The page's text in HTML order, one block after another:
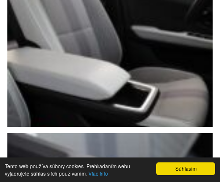
Súhlasím
Tento web používa súbory cookies. Prehliadaním webu
vyjadrujete súhlas s ich používaním. Viac info